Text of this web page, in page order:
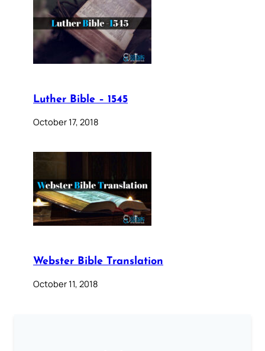
Luther Bible – 1545
October 17, 2018
Webster Bible Translation
October 11, 2018